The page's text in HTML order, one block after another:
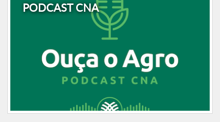
PODCAST CNA